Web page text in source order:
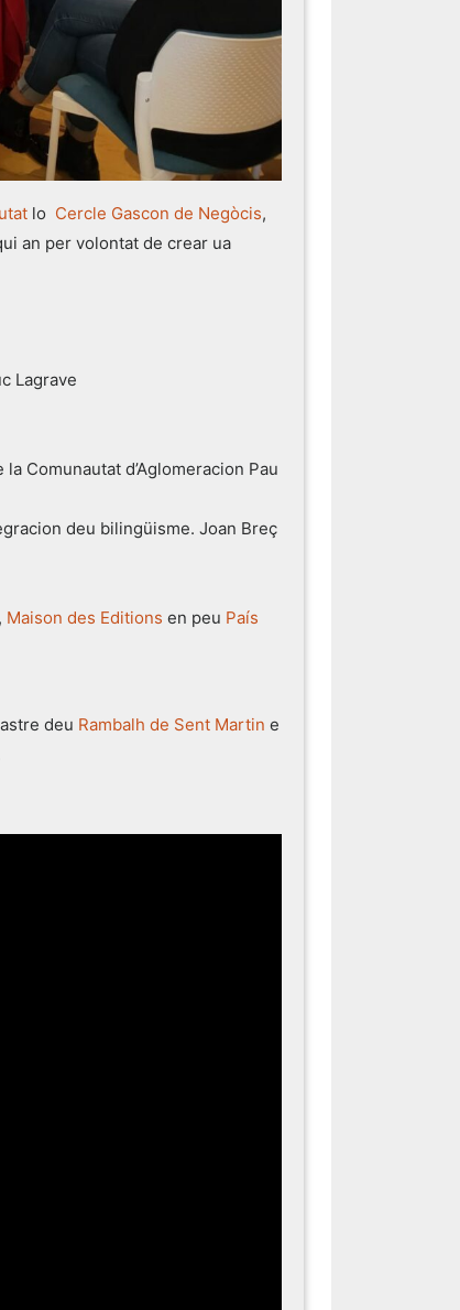
lo Cercle Gascon de Negòcis,
an per volontat de crear ua
Lagrave
Comunautat d’Aglomeracion Pau
deu bilingüisme. Joan Breç
Maison des Editions en peu País
deu Rambalh de Sent Martin e